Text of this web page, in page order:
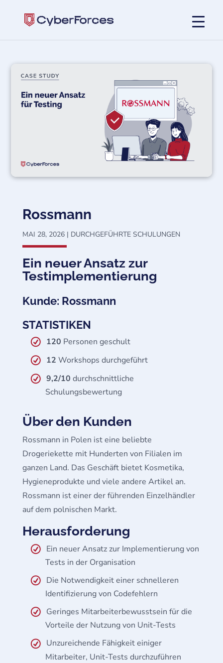
Rossmann
MAI 28, 2026| DURCHGEFÜHRTE SCHULUNGEN
Ein neuer Ansatz zur
Testimplementierung
Kunde: Rossmann
STATISTIKEN
120 Personen geschult
12 Workshops durchgeführt
9,2/10 durchschnittliche
Schulungsbewertung
Über den Kunden
Rossmann in Polen ist eine beliebte
Drogeriekette mit Hunderten von Filialen im
ganzen Land. Das Geschäft bietet Kosmetika,
Hygieneprodukte und viele andere Artikel an.
Rossmann ist einer der führenden Einzelhändler
auf dem polnischen Markt.
Herausforderung
Ein neuer Ansatz zur Implementierung von
Tests in der Organisation
Die Notwendigkeit einer schnelleren
Identifizierung von Codefehlern
Geringes Mitarbeiterbewusstsein für die
Vorteile der Nutzung von Unit-Tests
Unzureichende Fähigkeit einiger
Mitarbeiter, Unit-Tests durchzuführen